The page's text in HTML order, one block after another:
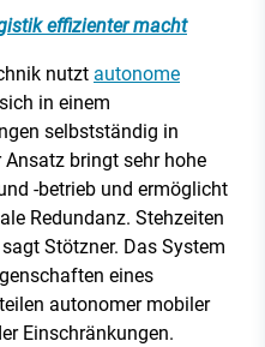
effizienter macht
nutzt autonome
in einem
selbstständig in
Ansatz bringt sehr hohe
-betrieb und ermöglicht
Redundanz. Stehzeiten
Stötzner. Das System
eines
autonomer mobiler
Einschränkungen.